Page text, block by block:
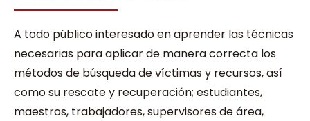
A todo público interesado en aprender las técnicas
necesarias para aplicar de manera correcta los
métodos de búsqueda de víctimas y recursos, así
como su rescate y recuperación; estudiantes,
maestros, trabajadores, supervisores de área,